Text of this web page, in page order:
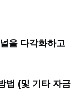
을 다각화하고
법 (및 기타 자금